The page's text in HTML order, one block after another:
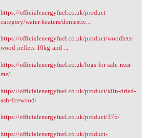
https://officialenergyfuel.co.uk/product-
category/water-heaters/domestic...
https://officialenergyfuel.co.uk/product/woodlets-
wood-pellets-10kg-and-...
https://officialenergyfuel.co.uk/logs-for-sale-near-
me/
https://officialenergyfuel.co.uk/product/kiln-dried-
ash-firewood/
https://officialenergyfuel.co.uk/product/376/
https://officialenergyfuel.co.uk/product-